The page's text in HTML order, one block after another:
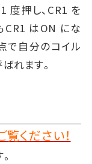
度押し、CR1 を
CR1 はON にな
で自分のコイル
れます。
ください！